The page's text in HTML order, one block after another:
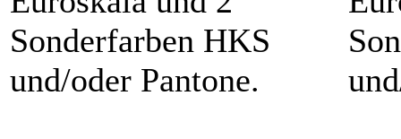
Sonderfarben HKS
und/oder Pantone.